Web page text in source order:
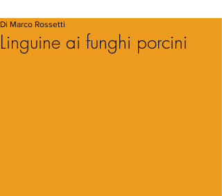
Linguine ai funghi porcini
Di Marco Rossetti